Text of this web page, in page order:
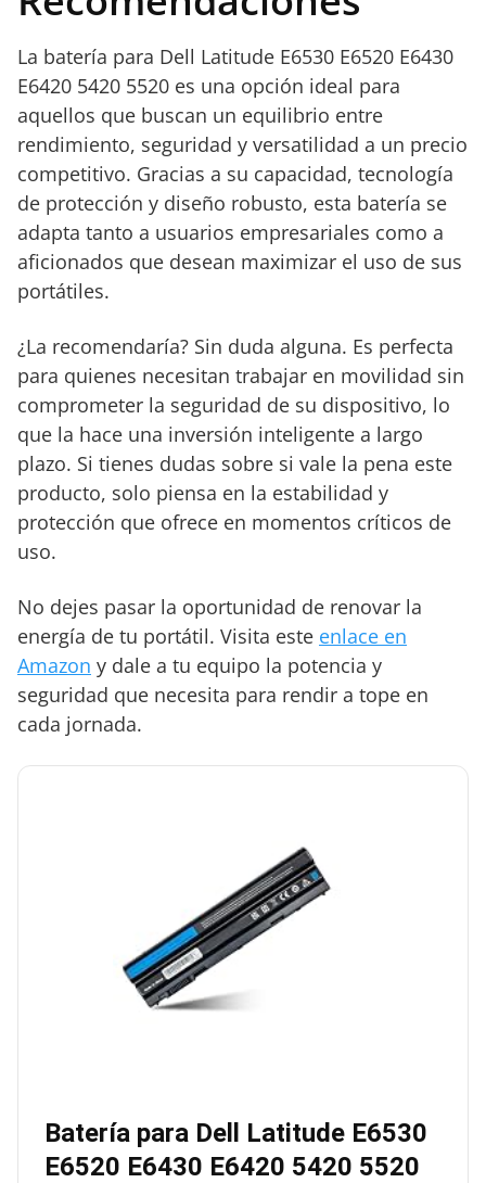
instrucciones
La batería para Dell Latitude E6530 E6520 E6430
E6420 5420 5520 es una opción ideal para
aquellos que buscan un equilibrio entre
rendimiento, seguridad y versatilidad a un precio
competitivo. Gracias a su capacidad, tecnología
de protección y diseño robusto, esta batería se
adapta tanto a usuarios empresariales como a
aficionados que desean maximizar el uso de sus
portátiles.
¿La recomendaría? Sin duda alguna. Es perfecta
para quienes necesitan trabajar en movilidad sin
comprometer la seguridad de su dispositivo, lo
que la hace una inversión inteligente a largo
plazo. Si tienes dudas sobre si vale la pena este
producto, solo piensa en la estabilidad y
protección que ofrece en momentos críticos de
uso.
No dejes pasar la oportunidad de renovar la
energía de tu portátil. Visita este enlace en
Amazon y dale a tu equipo la potencia y
seguridad que necesita para rendir a tope en
cada jornada.
Batería para Dell Latitude E6530
E6520 E6430 E6420 5420 5520